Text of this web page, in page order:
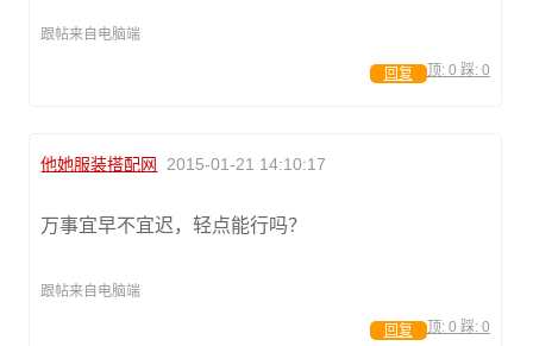
跟帖来自电脑端
顶: 0 踩: 0
回复
他她服装搭配网 2015-01-21 14:10:17
万事宜早不宜迟，轻点能行吗？
跟帖来自电脑端
顶: 0 踩: 0
回复